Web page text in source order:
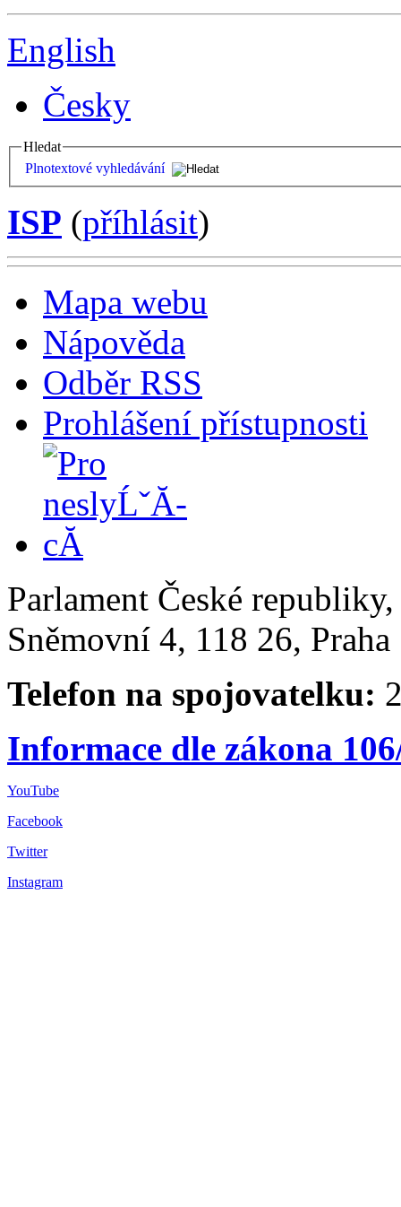
English
Česky
Hledat
Plnotextové vyhledávání
ISP (příhlásit)
Mapa webu
Nápověda
Odběr RSS
Prohlášení přístupnosti
Parlament České
Sněmovní 4, 118 26,
Telefon na spojovatelku:
Informace dle zákona
YouTube
Facebook
Twitter
Instagram